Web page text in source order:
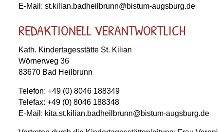
E-Mail: st.kilian.badheilbrunn@bistum-augsburg.de
REDAKTIONELL VERANTWORTLICH
Kath. Kindertagesstätte St. Kilian
Wörnerweg 36
83670 Bad Heilbrunn
Telefon: +49 (0) 8046 188349
Telefax: +49 (0) 8046 188348
E-Mail: kita.st.kilian.badheilbrunn@bistum-augsburg.de